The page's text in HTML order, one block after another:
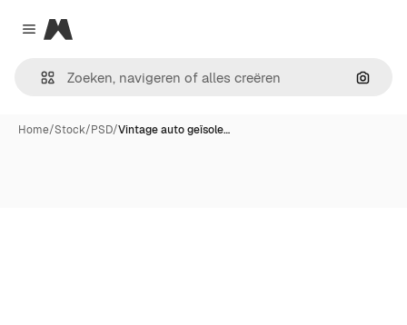
Close menu
Magnific
Home/Stock/PSD/Vintage auto geïsole…